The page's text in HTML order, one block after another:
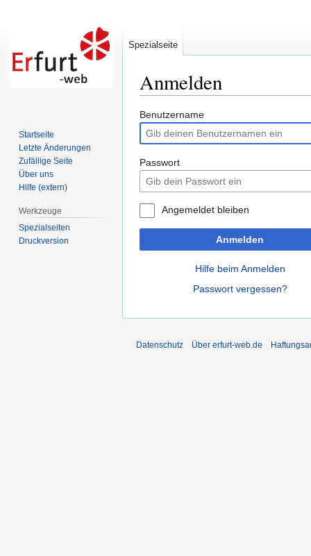
Anmelden
Zur
Navigation
springen
Zur
Suche
springen
Benutzername
Passwort
Angemeldet bleiben
Anmelden
Hilfe beim Anmelden
Passwort vergessen?
Spezialseite
Startseite
Letzte Änderungen
Zufällige Seite
Über uns
Hilfe (extern)
Werkzeuge
Spezialseiten
Druckversion
Datenschutz Über erfurt-web.de